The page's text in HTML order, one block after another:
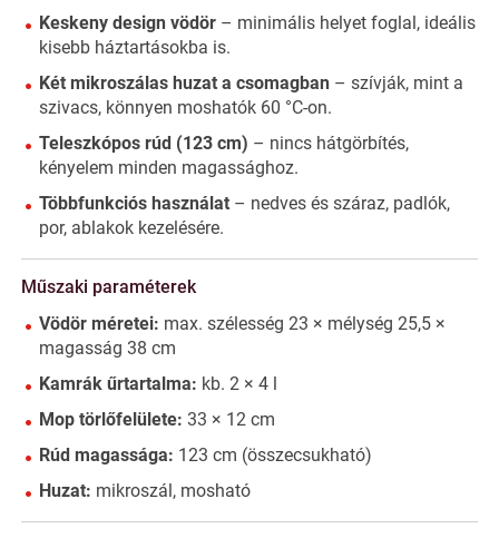
Keskeny design vödör – minimális helyet foglal, ideális
kisebb háztartásokba is.
Két mikroszálas huzat a csomagban – szívják, mint a
szivacs, könnyen moshatók 60 °C-on.
Teleszkópos rúd (123 cm) – nincs hátgörbítés,
kényelem minden magassághoz.
Többfunkciós használat – nedves és száraz, padlók,
por, ablakok kezelésére.
Műszaki paraméterek
Vödör méretei: max. szélesség 23 × mélység 25,5 ×
magasság 38 cm
Kamrák űrtartalma: kb. 2 × 4 l
Mop törlőfelülete: 33 × 12 cm
Rúd magassága: 123 cm (összecsukható)
Huzat: mikroszál, mosható